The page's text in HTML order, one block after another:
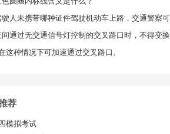
驶人未携带哪种证件驾驶机动车上路，交通警察
间通过无交通信号灯控制的交叉路口时，不得变换
这种情况下可加速通过交叉路口。
荐
模拟考试